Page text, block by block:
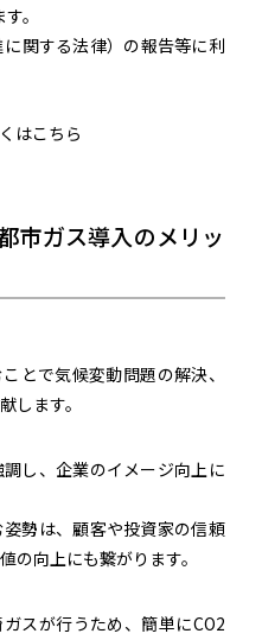
。
関する法律）の報告等に利
はこちら
市ガス導入のメリッ
とで気候変動問題の解決、
します。
し、企業のイメージ向上に
勢は、顧客や投資家の信頼
の向上にも繋がります。
スが行うため、簡単にCO2